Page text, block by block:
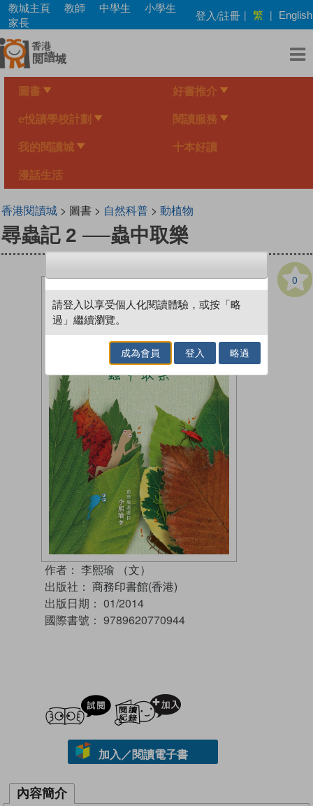
Skip
main
content
教城主頁 教師 中學生
小學生
家長
登入/註冊 | 繁 | English
圖書 好書推介
e悅讀學校計劃 閱讀服務
我的閱讀城 十本好讀
漫話生活
香港閱讀城> 圖書 > 自然科普> 動植物
尋蟲記 2 ──蟲中取樂
0
作者： 李熙瑜 （文）
出版社： 商務印書館(香港)
出版日期： 01/2014
國際書號： 9789620770944
試閲
加入／閱讀電子書
內容簡介
請登入以享受個人化閱讀體驗，或按「略
過」繼續瀏覽。
成為會員 登入 略過